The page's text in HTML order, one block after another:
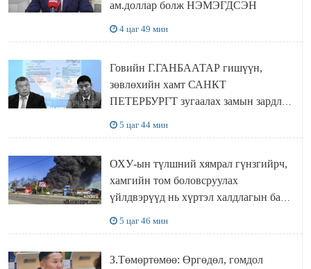
ам.доллар болж НЭМЭГДСЭН
4 цаг 49 мин
Говийн Г.ГАНБААТАР гишүүн,
зөвлөхийн хамт САНКТ
ПЕТЕРБУРГТ зугаалах замын зардлаа
5 цаг 44 мин
ОХУ-ын түлшний хямрал гүнзгийрч,
хамгийн том боловсруулах
үйлдвэрүүд нь хүртэл халдлагын бай
5 цаг 46 мин
З.Төмөртөмөө: Өргөдөл, гомдол